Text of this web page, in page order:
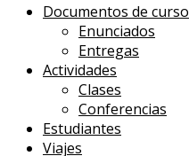
Documentos de curso
Enunciados
Entregas
Actividades
Clases
Conferencias
Estudiantes
Viajes